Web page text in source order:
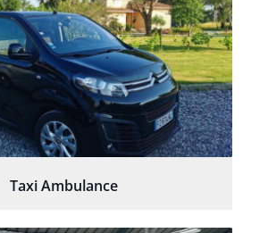
Taxi Ambulance